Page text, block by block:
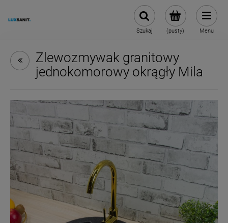
(pusty)
Szukaj Menu
Zlewozmywak granitowy
jednokomorowy okrągły Mila